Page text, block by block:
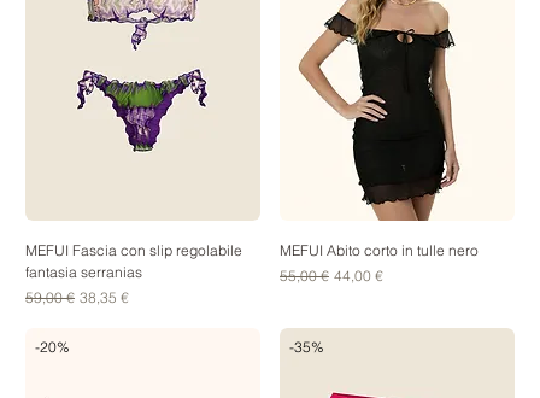
MEFUI Fascia con slip regolabile
fantasia serranias
Prezzo regolare
59,00 € Prezzo scontato
38,35 €
MEFUI Abito corto in tulle nero
Prezzo regolare
55,00 € Prezzo scontato
44,00 €
-20% -35%